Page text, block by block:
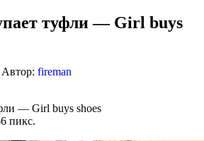
туфли — Girl buys
Автор: fireman
— Girl buys shoes
пикс.